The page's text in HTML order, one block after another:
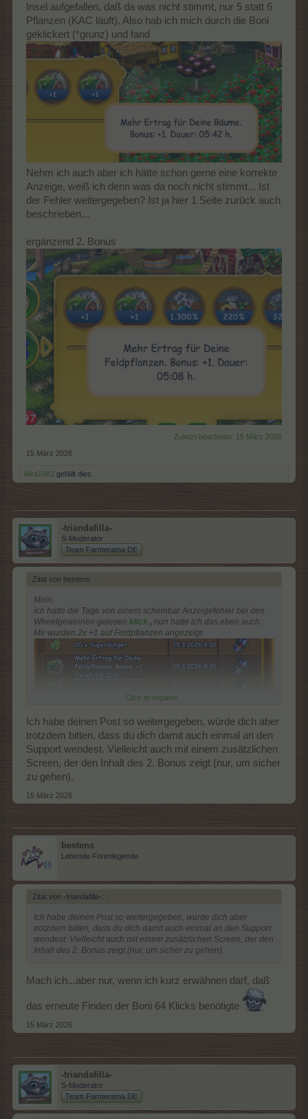
Insel aufgefallen, daß da was nicht stimmt, nur 5 statt 6
Pflanzen (KAC läuft). Also hab ich mich durch die Boni
geklickert (*grunz) und fand
Nehm ich auch aber ich hätte schon gerne eine korrekte
Anzeige, weiß ich denn was da noch nicht stimmt... Ist
der Fehler weitergegeben? Ist ja hier 1 Seite zurück auch
beschrieben...
ergänzend 2. Bonus
Zuletzt bearbeitet: 15 März 2026
15 März 2026
Alira1982 gefällt dies.
-triandafilla-
S-Moderator
Team Farmerama DE
Zitat von bestens: ↑
Moin,
ich hatte die Tage von einem scheinbar Anzeigefehler bei den
Wheelgewinnen gelesen klick , nun hatte ich das eben auch:
Mir wurden 2x +1 auf Feldpflanzen angezeigt
aufgefallen, daß da was nicht stimmt, nur 5 statt 6 Pflanzen (KAC
läuft). Also hab ich mich durch die Boni geklickert (*grunz) und
Nehm ich auch aber ich hätte schon gerne eine korrekte
weitergegeben? Ist ja hier 1 Seite zurück auch beschrieben...
Click to expand...
Ich habe deinen Post so weitergegeben, würde dich aber
trotzdem bitten, dass du dich damit auch einmal an den
Support wendest. Vielleicht auch mit einem zusätzlichen
Screen, der den Inhalt des 2. Bonus zeigt (nur, um sicher
zu gehen).
15 März 2026
bestens
Lebende Forenlegende
Zitat von -triandafilla-: ↑
Ich habe deinen Post so weitergegeben, würde dich aber
trotzdem bitten, dass du dich damit auch einmal an den Support
wendest. Vielleicht auch mit einem zusätzlichen Screen, der den
Inhalt des 2. Bonus zeigt (nur, um sicher zu gehen).
Mach ich...aber nur, wenn ich kurz erwähnen darf, daß
das erneute Finden der Boni 64 Klicks benötigte
15 März 2026
-triandafilla-
S-Moderator
Team Farmerama DE